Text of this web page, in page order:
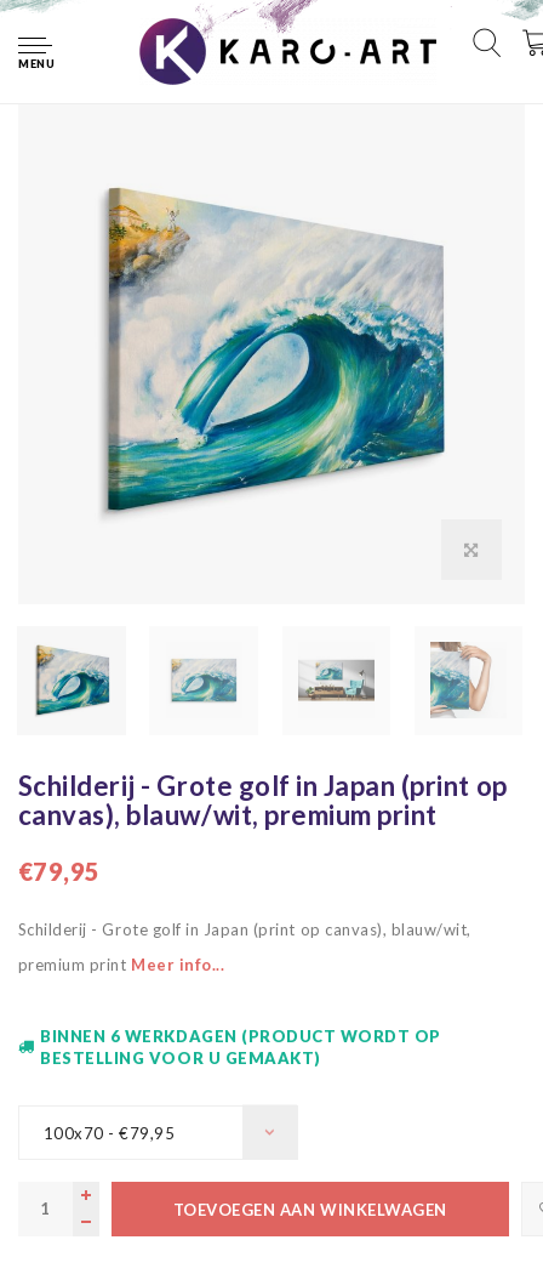
MENU
Schilderij - Grote golf in Japan (print op canvas), blauw/wit,
premium print
Schilderij - Grote golf in Japan (print op
canvas), blauw/wit, premium print
€79,95
Schilderij - Grote golf in Japan (print op canvas), blauw/wit,
premium print Meer info...
BINNEN 6 WERKDAGEN (PRODUCT WORDT OP
BESTELLING VOOR U GEMAAKT)
100x70 - €79,95
TOEVOEGEN AAN WINKELWAGEN